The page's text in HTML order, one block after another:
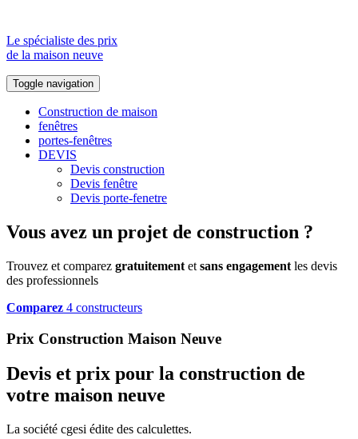
Le spécialiste des prix
de la maison neuve
Toggle navigation
Construction de maison
fenêtres
portes-fenêtres
DEVIS
Devis construction
Devis fenêtre
Devis porte-fenetre
Vous avez un projet de construction ?
Trouvez et comparez gratuitement et sans engagement les devis
des professionnels
Comparez 4 constructeurs
Prix Construction Maison Neuve
Devis et prix pour la construction de
votre maison neuve
La société cgesi édite des calculettes.